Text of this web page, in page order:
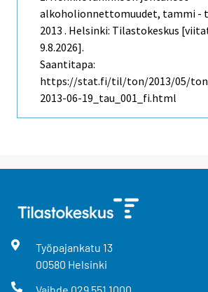
alkoholionnettomuudet, tammi -
2013 . Helsinki: Tilastokeskus
9.8.2026].
Saantitapa:
https://stat.fi/til/ton/2013/05/
2013-06-19_tau_001_fi.html
Työpajankatu 13
00580 Helsinki
Vaihde 029 551 1000